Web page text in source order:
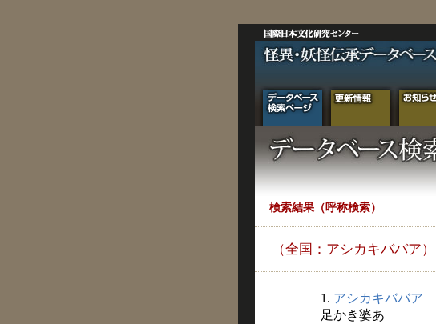
検索結果（呼称検索）
（全国：アシカキババア）
1. アシカキババア
足かき婆あ